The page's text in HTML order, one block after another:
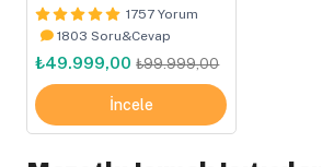
Tip
1757 Yorum
1803 Soru&Cevap
₺49.999,00 ₺99.999,00
İncele